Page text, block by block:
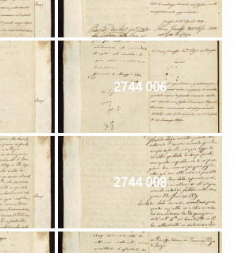
2744 006
2744 008